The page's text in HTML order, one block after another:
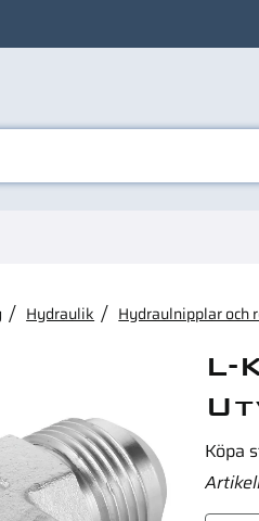
produkter
Hydraulik Hydraulnipplar och
L-
Köpa